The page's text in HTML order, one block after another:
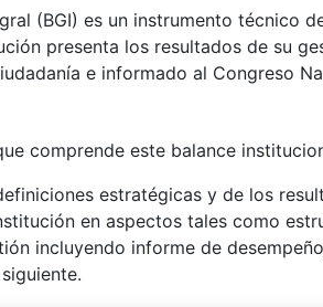
(BGI) es un instrumento técnico
presenta los resultados de su
e informado al Congreso
comprende este balance
estratégicas y de los
en aspectos tales como
incluyendo informe de